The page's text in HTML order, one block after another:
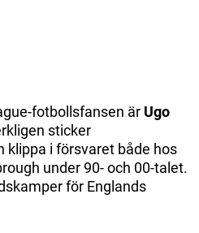
fotbollsfansen är Ugo
sticker
klippa i försvaret både hos
under 90- och 00-talet.
för Englands